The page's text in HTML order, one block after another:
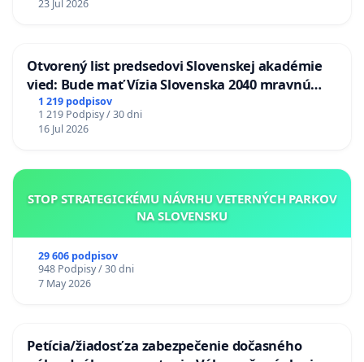
23 Jul 2026
Otvorený list predsedovi Slovenskej akadémie
vied: Bude mať Vízia Slovenska 2040 mravnú
chrbticu?
1 219 podpisov
1 219 Podpisy / 30 dni
16 Jul 2026
STOP STRATEGICKÉMU NÁVRHU VETERNÝCH PARKOV
NA SLOVENSKU
29 606 podpisov
948 Podpisy / 30 dni
7 May 2026
Petícia/žiadosť za zabezpečenie dočasného